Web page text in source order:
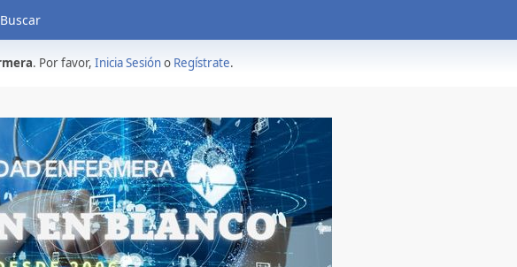
Buscar
. Por favor, Inicia Sesióno Regístrate.